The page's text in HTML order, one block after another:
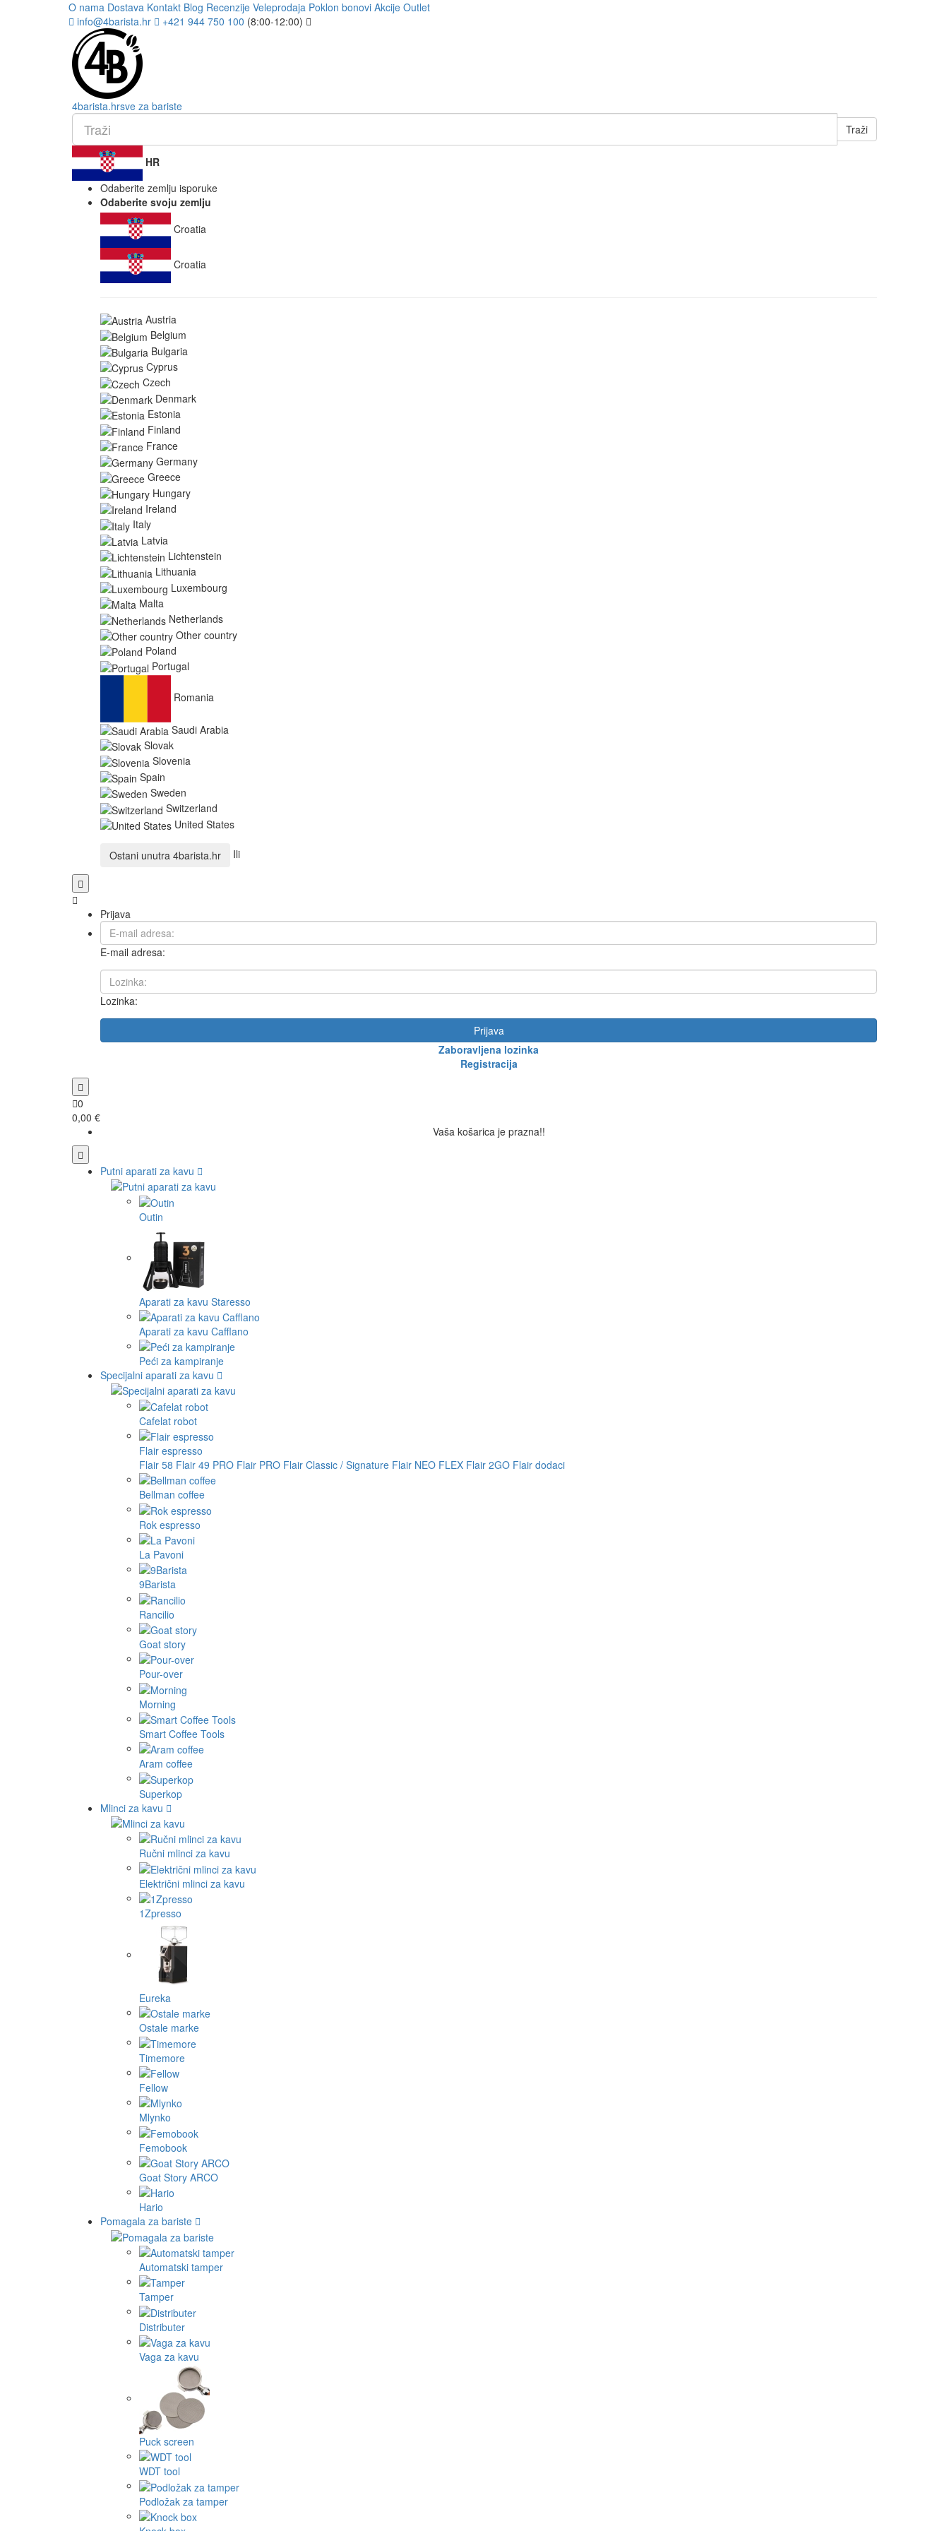
O nama Dostava Kontakt Blog Recenzije Veleprodaja Poklon bonovi Akcije Outlet
info@4barista.hr
+421 944 750 100 (8:00-12:00)
4barista.hrsve za bariste
Traži
HR
Odaberite zemlju isporuke
Odaberite svoju zemlju
Croatia
Croatia
Austria
Belgium
Bulgaria
Cyprus
Czech
Denmark
Estonia
Finland
France
Germany
Greece
Hungary
Ireland
Italy
Latvia
Lichtenstein
Lithuania
Luxembourg
Malta
Netherlands
Other country
Poland
Portugal
Romania
Saudi Arabia
Slovak
Slovenia
Spain
Sweden
Switzerland
United States
Ostani unutra 4barista.hr Ili
Prijava
E-mail adresa:
Lozinka:
Prijava
Zaboravljena lozinka
Registracija
0
0,00 €
Vaša košarica je prazna!!
Putni aparati za kavu
Outin
Aparati za kavu Staresso
Aparati za kavu Cafflano
Peći za kampiranje
Specijalni aparati za kavu
Cafelat robot
Flair espresso
Flair 58 Flair 49 PRO Flair PRO Flair Classic / Signature Flair NEO FLEX Flair 2GO Flair dodaci
Bellman coffee
Rok espresso
La Pavoni
9Barista
Rancilio
Goat story
Pour-over
Morning
Smart Coffee Tools
Aram coffee
Superkop
Mlinci za kavu
Ručni mlinci za kavu
Električni mlinci za kavu
1Zpresso
Eureka
Ostale marke
Timemore
Fellow
Mlynko
Femobook
Goat Story ARCO
Hario
Pomagala za bariste
Automatski tamper
Tamper
Distributer
Vaga za kavu
Puck screen
WDT tool
Podložak za tamper